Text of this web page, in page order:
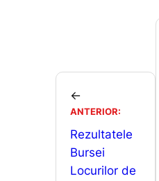
k
a
ă
←
ANTERIOR:
Rezultatele
Bursei
Locurilor de